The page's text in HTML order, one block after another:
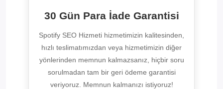
30 Gün Para İade Garantisi
Spotify SEO Hizmeti hizmetimizin kalitesinden,
hızlı teslimatımızdan veya hizmetimizin diğer
yönlerinden memnun kalmazsanız, hiçbir soru
sorulmadan tam bir geri ödeme garantisi
veriyoruz. Memnun kalmanızı istiyoruz!